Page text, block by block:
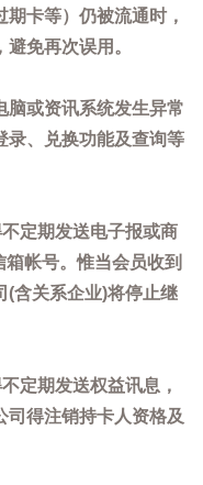
卡等）仍被流通时，
免再次误用。
脑或资讯系统发生异常
录、兑换功能及查询等
定期发送电子报或商
帐号。惟当会员收到
(含关系企业)将停止继
定期发送权益讯息，
司得注销持卡人资格及